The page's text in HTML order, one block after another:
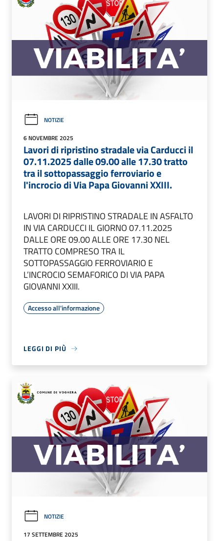
NOTIZIE
6 NOVEMBRE 2025
Lavori di ripristino stradale via Carducci il
07.11.2025 dalle 09.00 alle 17.30 tratto
tra il sottopassaggio ferroviario e
l'incrocio di Via Papa Giovanni XXIII.
LAVORI DI RIPRISTINO STRADALE IN ASFALTO
IN VIA CARDUCCI IL GIORNO 07.11.2025
DALLE ORE 09.00 ALLE ORE 17.30 NEL
TRATTO COMPRESO TRA IL
SOTTOPASSAGGIO FERROVIARIO E
L’INCROCIO SEMAFORICO DI VIA PAPA
GIOVANNI XXIII.
Accesso all'informazione
LEGGI DI PIÙ
NOTIZIE
17 SETTEMBRE 2025